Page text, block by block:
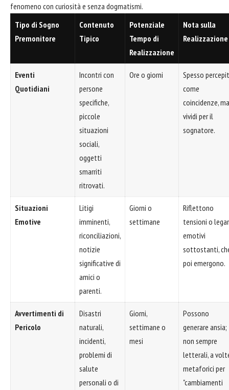
fenomeno con curiosità e senza dogmatismi.
Tipo di Sogno
Premonitore
Contenuto
Tipico
Potenziale
Tempo di
Realizzazione
Nota sulla
Realizzazione
Eventi
Quotidiani
Incontri con
persone
specifiche,
piccole
situazioni
sociali,
oggetti
smarriti
ritrovati.
Ore o giorni
Spesso
come
coincidenze, ma
vividi per il
sognatore.
Situazioni
Emotive
Litigi
imminenti,
riconciliazioni,
notizie
significative di
amici o
parenti.
Giorni o
settimane
Riflettono
tensioni o
emotivi
sottostanti,
poi emergono.
Avvertimenti di
Pericolo
Disastri
naturali,
incidenti,
problemi di
salute
personali o di
Giorni,
settimane o
mesi
Possono
generare ansia;
non sempre
letterali, a
metaforici per
"cambiamenti